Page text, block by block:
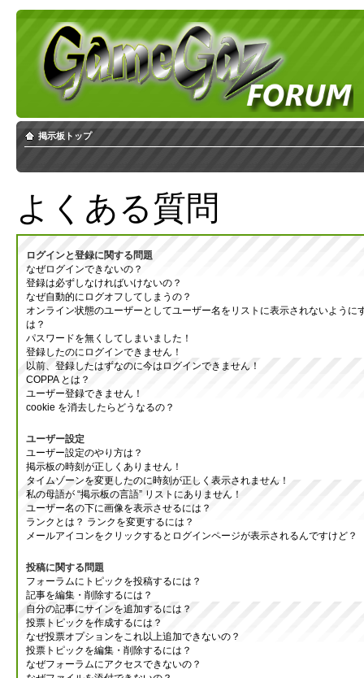
掲示板トップ
よくある質問
ログインと登録に関する問題
なぜログインできないの？
登録は必ずしなければいけないの？
なぜ自動的にログオフしてしまうの？
オンライン状態のユーザーとしてユーザー名をリストに表示されないように
は？
パスワードを無くしてしまいました！
登録したのにログインできません！
以前、登録したはずなのに今はログインできません！
COPPA とは？
ユーザー登録できません！
cookie を消去したらどうなるの？
ユーザー設定
ユーザー設定のやり方は？
掲示板の時刻が正しくありません！
タイムゾーンを変更したのに時刻が正しく表示されません！
私の母語が “掲示板の言語” リストにありません！
ユーザー名の下に画像を表示させるには？
ランクとは？ ランクを変更するには？
メールアイコンをクリックするとログインページが表示されるんですけど？
投稿に関する問題
フォーラムにトピックを投稿するには？
記事を編集・削除するには？
自分の記事にサインを追加するには？
投票トピックを作成するには？
なぜ投票オプションをこれ以上追加できないの？
投票トピックを編集・削除するには？
なぜフォーラムにアクセスできないの？